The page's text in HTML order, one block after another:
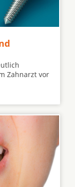
Zahnarzt vor